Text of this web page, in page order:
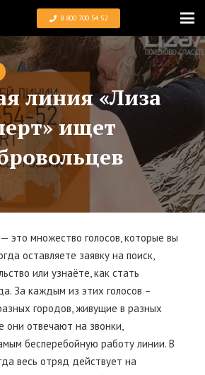
8 800 700 54 52
линия «Лиза
ищет
это множество голосов, которые вы
оставляете заявку на поиск,
или узнаёте, как стать
За каждым из этих голосов –
городов, живущие в разных
они отвечают на звонки,
бесперебойную работу линии. В
весь отряд действует на